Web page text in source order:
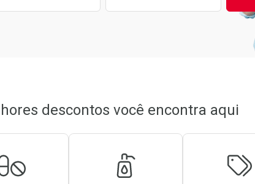
descontos você encontra aqui